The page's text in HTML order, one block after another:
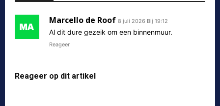
Marcello de Roof 8 juli 2026 Bij 19:12
Al dit dure gezeik om een binnenmuur.
Reageer
Reageer op dit artikel